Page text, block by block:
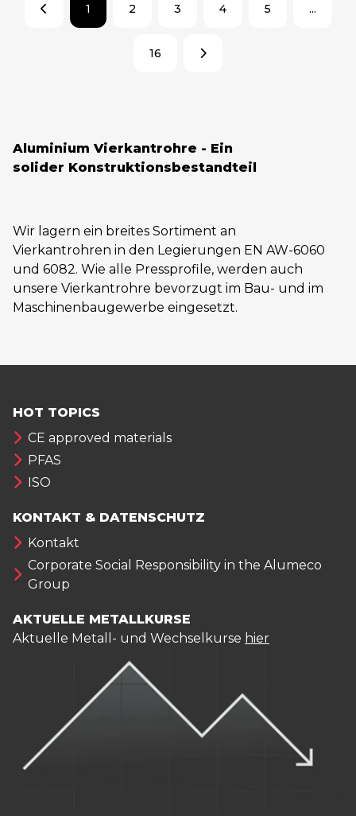
1 2 3 4 5 ...
16
Aluminium Vierkantrohre - Ein
solider Konstruktionsbestandteil
Wir lagern ein breites Sortiment an
Vierkantrohren in den Legierungen EN AW-6060
und 6082. Wie alle Pressprofile, werden auch
unsere Vierkantrohre bevorzugt im Bau- und im
Maschinenbaugewerbe eingesetzt.
HOT TOPICS
CE approved materials
PFAS
ISO
KONTAKT & DATENSCHUTZ
Kontakt
Corporate Social Responsibility in the Alumeco
Group
AKTUELLE METALLKURSE
Aktuelle Metall- und Wechselkurse hier